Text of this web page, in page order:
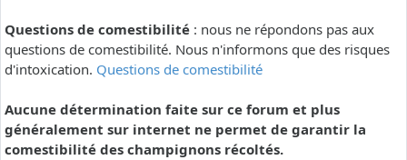
Questions de comestibilité : nous ne répondons pas aux
questions de comestibilité. Nous n'informons que des risques
d'intoxication. Questions de comestibilité
Aucune détermination faite sur ce forum et plus
généralement sur internet ne permet de garantir la
comestibilité des champignons récoltés.